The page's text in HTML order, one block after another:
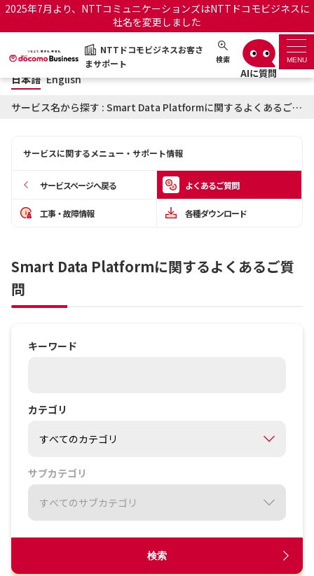
2025年7月より、NTTコミュニケーションズはNTTドコモビジネスに
社名を変更しました
NTTドコモビジネスお客さ
まサポート
検索 MENU
NTTドコモビジネスお客さまサポート 日本語 English
サポートトップ
お知らせ サポートサイトの使い方
日本語 English
サービス名から探す : Smart Data Platformに関するよくあるご質問
サービスに関するメニュー・サポート情報
サービスページへ戻る よくあるご質問
工事・故障情報 各種ダウンロード
Smart Data Platformに関するよくあるご質
問
キーワード
カテゴリ
サブカテゴリ
検索